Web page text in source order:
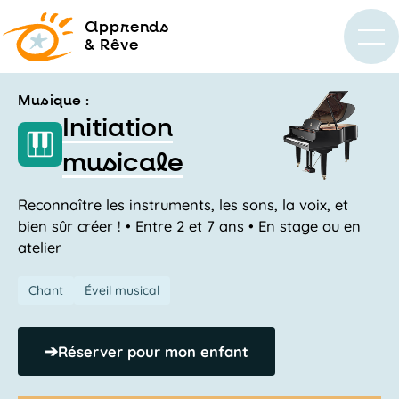
apprends
& Rêve
Musique :
Initiation
musicale
Reconnaître les instruments, les sons, la voix, et
bien sûr créer ! • Entre 2 et 7 ans • En stage ou en
atelier
Chant Éveil musical
➔Réserver pour mon enfant